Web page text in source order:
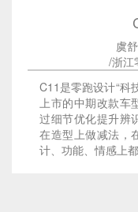
虞
/浙江
C11是零跑设计“科
上市的中期改款
过细节优化提升辨
在造型上做减法，
计、功能、情感上